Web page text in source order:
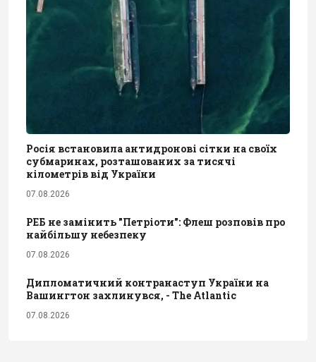
Росія встановила антидронові сітки на своїх
субмаринах, розташованих за тисячі
кілометрів від України
07.08.2026
РЕБ не замінить "Петріоти": Флеш розповів про
найбільшу небезпеку
07.08.2026
Дипломатичний контранаступ України на
Вашингтон захлинувся, - The Atlantic
07.08.2026